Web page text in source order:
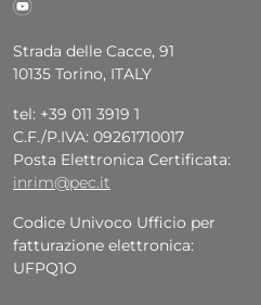
Strada delle Cacce, 91
10135 Torino, ITALY
tel: +39 011 3919 1
C.F./P.IVA: 09261710017
Posta Elettronica Certificata:
inrim@pec.it
Codice Univoco Ufficio per
fatturazione elettronica:
UFPQ1O